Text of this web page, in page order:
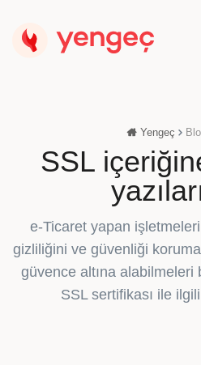
Yengeç
SSL
e-Ticaret yapan
gizliliğini ve güvenliği
güvence altına alabilmeleri
SSL sertifikası ile